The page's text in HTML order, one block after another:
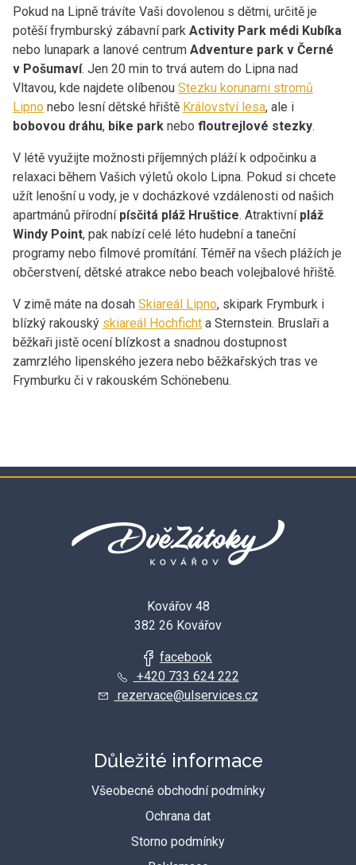
Pokud na Lipně trávíte Vaši dovolenou s dětmi, určitě je
potěší frymburský zábavní park Activity Park médi Kubíka
nebo lunapark a lanové centrum Adventure park v Černé
v Pošumaví. Jen 20 min to trvá autem do Lipna nad
Vltavou, kde najdete olíbenou Stezku korunami stromů
Lipno nebo lesní dětské hřiště Království lesa, ale i
bobovou dráhu, bike park nebo floutrejlové stezky.
V létě využijte možnosti příjemných pláží k odpočinku a
relaxaci během Vašich výletů okolo Lipna. Pokud si chcete
užít lenošní u vody, je v docházkové vzdálenosti od našich
apartmánů přírodní písčitá pláž Hruštice. Atraktivní pláž
Windy Point, pak nabízí celé léto hudební a taneční
programy nebo filmové promítání. Téměř na všech plážích je
občerstvení, dětské atrakce nebo beach volejbalové hřiště.
V zimě máte na dosah Skiareál Lipno, skipark Frymburk i
blízký rakouský skiareál Hochficht a Sternstein. Bruslaři a
běžkaři jistě ocení blízkost a snadnou dostupnost
zamrzlého lipenského jezera nebo běžkařských tras ve
Frymburku či v rakouském Schönebenu.
Důležité informace
Všeobecné obchodní podmínky
Ochrana dat
Storno podmínky
Kovářov 48
382 26 Kovářov
facebook
+420 733 624 222
rezervace@ulservices.cz